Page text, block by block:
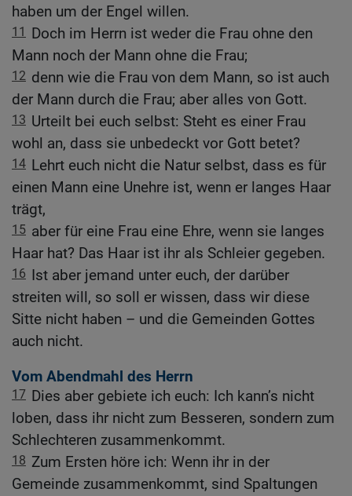
haben um der Engel willen.
11
Doch im Herrn ist weder die Frau ohne den
Mann noch der Mann ohne die Frau;
12 denn wie die Frau von dem Mann, so ist auch
der Mann durch die Frau; aber alles von Gott.
13 Urteilt bei euch selbst: Steht es einer Frau
wohl an, dass sie unbedeckt vor Gott betet?
14 Lehrt euch nicht die Natur selbst, dass es für
einen Mann eine Unehre ist, wenn er langes Haar
trägt,
15 aber für eine Frau eine Ehre, wenn sie langes
Haar hat? Das Haar ist ihr als Schleier gegeben.
16 Ist aber jemand unter euch, der darüber
streiten will, so soll er wissen, dass wir diese
Sitte nicht haben – und die Gemeinden Gottes
auch nicht.
Vom Abendmahl des Herrn
17 Dies aber gebiete ich euch: Ich kann’s nicht
loben, dass ihr nicht zum Besseren, sondern zum
Schlechteren zusammenkommt.
18 Zum Ersten höre ich: Wenn ihr in der
Gemeinde zusammenkommt, sind Spaltungen